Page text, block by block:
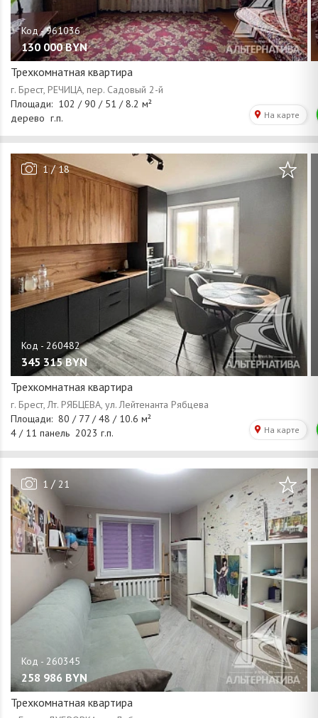
130 000 BYN
Трехкомнатная квартира
1/18
345 315 BYN
Трехкомнатная квартира
1 /21
258 986 BYN
Трехкомнатная квартира